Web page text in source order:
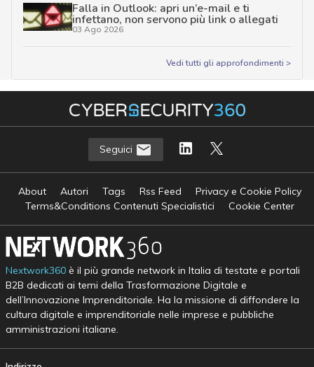
Falla in Outlook: apri un’e-mail e ti
infettano, non servono più link o allegati
03 Ago 2026
Vedi tutti gli approfondimenti >
Seguici
About Autori Tags Rss Feed
Privacy e Cookie Policy
Terms&Conditions Contenuti Specialistici
Cookie Center
Nextwork360è il più grande network in Italia di testate e portali
B2B dedicati ai temi della Trasformazione Digitale e
dell’Innovazione Imprenditoriale. Ha la missione di diffondere la
cultura digitale e imprenditoriale nelle imprese e pubbliche
amministrazioni italiane.